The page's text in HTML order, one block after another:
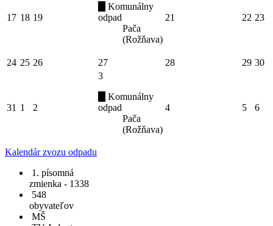
17 18 19
Komunálny
odpad
Pača
(Rožňava)
21 22 23
24 25 26 27 28 29 30
31 1 2
3
Komunálny
odpad
Pača
(Rožňava)
4 5 6
Kalendár zvozu odpadu
1. písomná
zmienka - 1338
548
obyvateľov
MŠ